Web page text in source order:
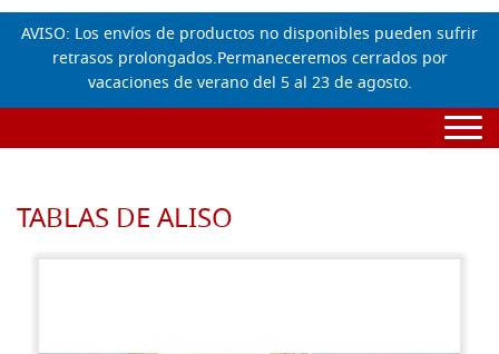
AVISO: Los envíos de productos no disponibles pueden sufrir
retrasos prolongados.Permaneceremos cerrados por
vacaciones de verano del 5 al 23 de agosto.
TABLAS DE ALISO